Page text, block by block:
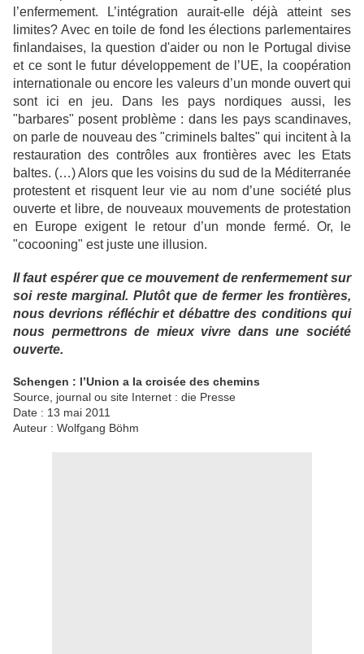
l’enfermement. L’intégration aurait-elle déjà
atteint ses
limites? Avec en toile de fond les élections parlementaires
finlandaises, la question d'aider ou non le Portugal divise
et ce sont le futur développement de l’UE, la coopération
internationale ou encore les valeurs d’un monde ouvert qui
sont ici en jeu. Dans les pays nordiques aussi, les
"barbares" posent problème : dans les pays scandinaves,
on parle de nouveau des "criminels baltes" qui incitent à la
restauration des contrôles aux frontières avec les Etats
baltes. (…) Alors que les voisins du sud de la Méditerranée
protestent et risquent leur vie au nom d’une société plus
ouverte et libre, de nouveaux mouvements de protestation
en
Europe exigent le retour d’un monde fermé. Or, le
"cocooning" est juste une illusion.
Il faut espérer que ce mouvement de renfermement sur
soi reste marginal. Plutôt que de fermer les frontières,
nous devrions réfléchir et débattre des conditions qui
nous permettrons de mieux vivre dans une société
ouverte.
Schengen : l’Union a la croisée des chemins
Source, journal ou site Internet : die Presse
Date : 13 mai 2011
Auteur : Wolfgang Böhm